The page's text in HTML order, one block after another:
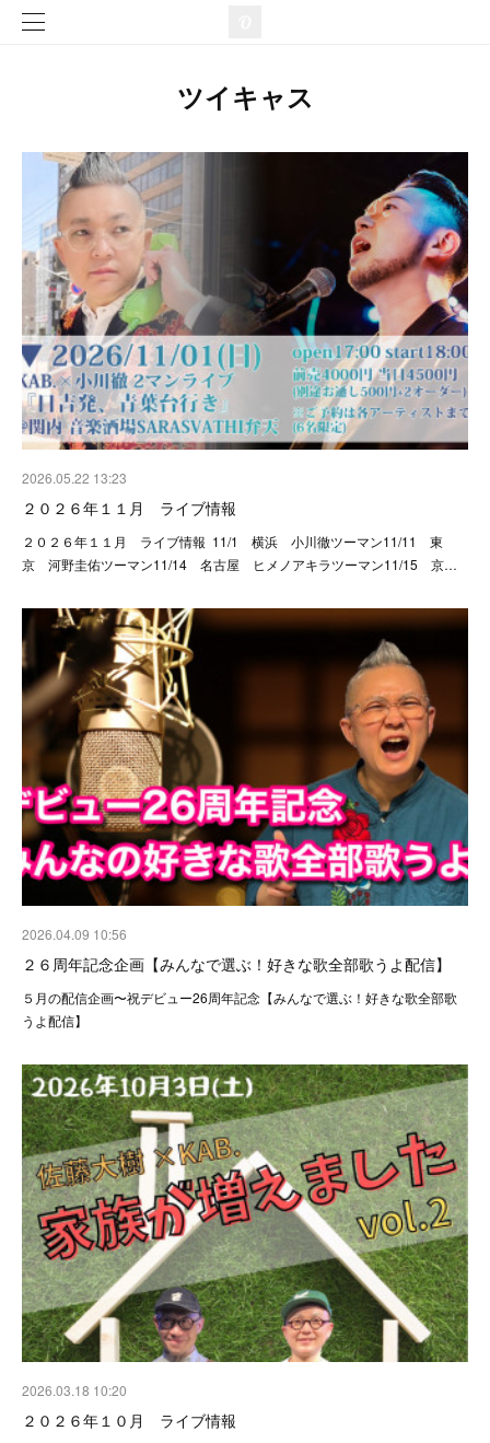
ツイキャス
2026.05.22 13:23
２０２６年１１月 ライブ情報
２０２６年１１月 ライブ情報 11/1 横浜 小川徹ツーマン11/11 東
京 河野圭佑ツーマン11/14 名古屋 ヒメノアキラツーマン11/15 京…
2026.04.09 10:56
２６周年記念企画【みんなで選ぶ！好きな歌全部歌うよ配信】
５月の配信企画〜祝デビュー26周年記念【みんなで選ぶ！好きな歌全部歌
うよ配信】
2026.03.18 10:20
２０２６年１０月 ライブ情報